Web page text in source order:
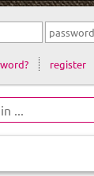
register